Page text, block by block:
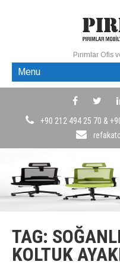
Pırımlar Ofis
Menu
+90 212 494 25 70 &
TAG:
KOLTUK